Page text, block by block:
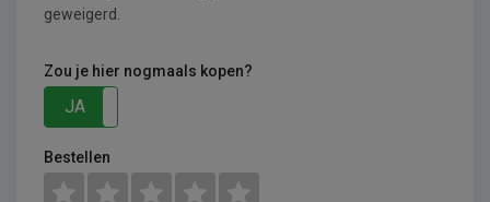
geweigerd.
Zou je hier nogmaals kopen?
JA
Bestellen